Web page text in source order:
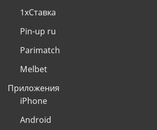
1хСтавка
Pin-up ru
Parimatch
Melbet
Приложения
iPhone
Android